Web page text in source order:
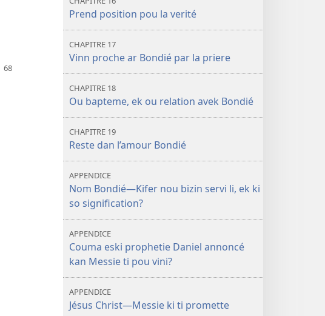
Prend position pou la verité
CHAPITRE 17
Vinn proche ar Bondié par la priere
CHAPITRE 18
Ou bapteme, ek ou relation avek Bondié
CHAPITRE 19
Reste dan l’amour Bondié
APPENDICE
Nom Bondié—Kifer nou bizin servi li, ek ki
so signification?
APPENDICE
Couma eski prophetie Daniel annoncé
kan Messie ti pou vini?
APPENDICE
Jésus Christ—Messie ki ti promette